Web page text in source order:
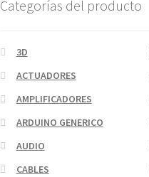
Categorías del producto
3D
ACTUADORES
AMPLIFICADORES
ARDUINO GENERICO
AUDIO
CABLES